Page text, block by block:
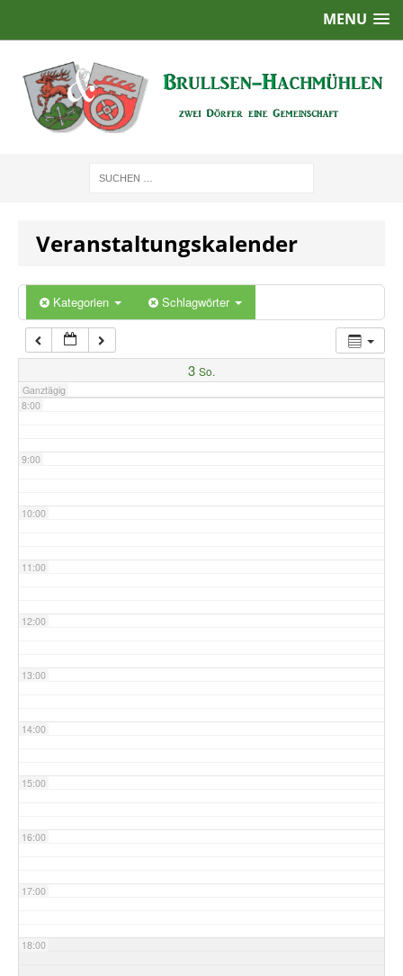
MENU
Veranstaltungskalender
Kategorien Schlagwörter
3 So.
Ganztägig
2:00
5:00
7:00
8:00
9:00
10:00
11:00
12:00
13:00
14:00
15:00
16:00
17:00
18:00